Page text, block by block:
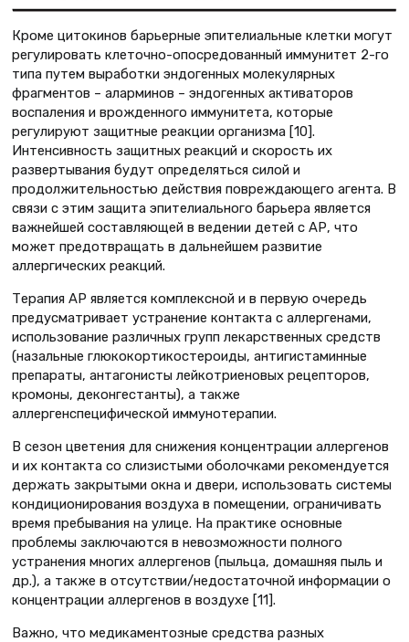
Кроме цитокинов барьерные эпителиальные клетки могут
регулировать клеточно-опосредованный иммунитет 2-го
типа путем выработки эндогенных молекулярных
фрагментов – аларминов – эндогенных активаторов
воспаления и врожденного иммунитета, которые
регулируют защитные реакции организма [10].
Интенсивность защитных реакций и скорость их
развертывания будут определяться силой и
продолжительностью действия повреждающего агента. В
связи с этим защита эпителиального барьера является
важнейшей составляющей в ведении детей с АР, что
может предотвращать в дальнейшем развитие
аллергических реакций.
Терапия АР является комплексной и в первую очередь
предусматривает устранение контакта с аллергенами,
использование различных групп лекарственных средств
(назальные глюкокортикостероиды, антигистаминные
препараты, антагонисты лейкотриеновых рецепторов,
кромоны, деконгестанты), а также
аллергенспецифической иммунотерапии.
В сезон цветения для снижения концентрации аллергенов
и их контакта со слизистыми оболочками рекомендуется
держать закрытыми окна и двери, использовать системы
кондиционирования воздуха в помещении, ограничивать
время пребывания на улице. На практике основные
проблемы заключаются в невозможности полного
устранения многих аллергенов (пыльца, домашняя пыль и
др.), а также в отсутствии/недостаточной информации о
концентрации аллергенов в воздухе [11].
Важно, что медикаментозные средства разных